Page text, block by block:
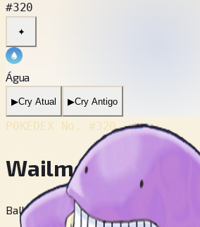
#320
✦
Água
▶Cry Atual ▶Cry Antigo
POKÉDEX No. #320
Wailmer
Ball Whale Pokémon